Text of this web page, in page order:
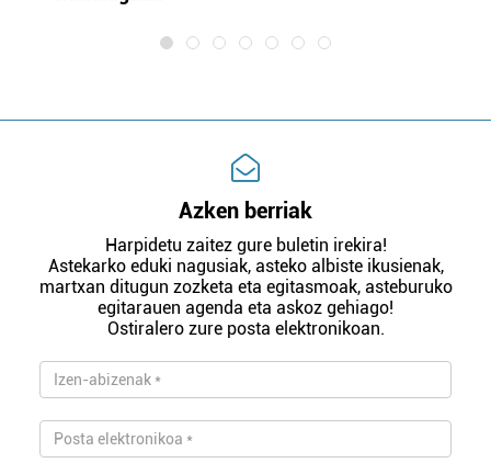
Azken berriak
Harpidetu zaitez gure buletin irekira!
Astekarko eduki nagusiak, asteko albiste ikusienak,
martxan ditugun zozketa eta egitasmoak, asteburuko
egitarauen agenda eta askoz gehiago!
Ostiralero zure posta elektronikoan.